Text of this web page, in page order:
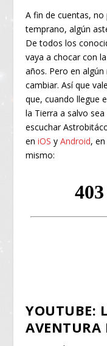
A fin de cuentas,
temprano, algún
De todos los
vaya a chocar con
años. Pero en
cambiar. Así que
que, cuando llegue
la Tierra a salvo
escuchar
eniOS yAndroid,
mismo:
YOUTUBE:
AVENTURA